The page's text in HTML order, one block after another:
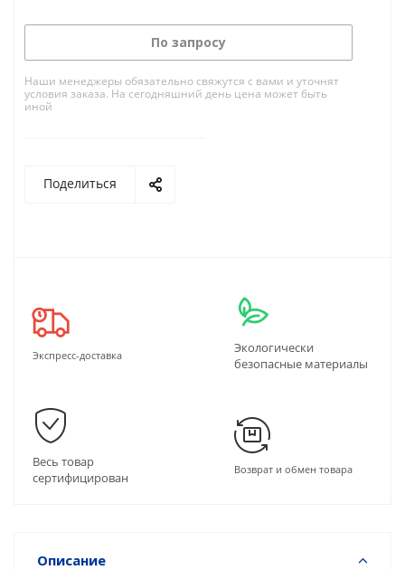
По запросу
Наши менеджеры обязательно свяжутся с вами и уточнят
условия заказа. На сегодняшний день цена может быть
иной
Поделиться
Экспресс-доставка
Экологически
безопасные материалы
Весь товар
сертифицирован
Возврат и обмен товара
Описание